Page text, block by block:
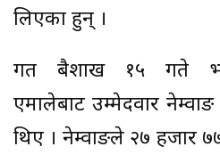
लिएका हुन् ।
गत बैशाख १५ गते
एमालेबाट उम्मेदवार
थिए । नेम्वाङले २७ हजार